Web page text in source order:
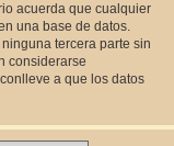
acuerda que cualquier
una base de datos.
tercera parte sin
considerarse
a que los datos